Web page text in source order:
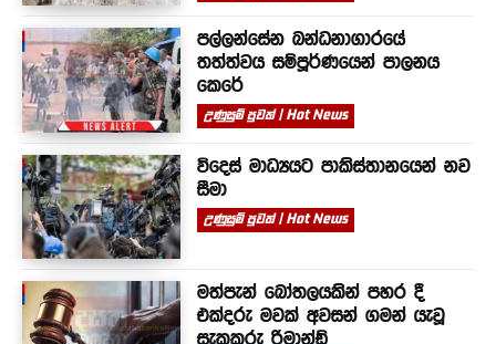
පල්ලන්සේන බන්ධනාගාරයේ
තත්ත්වය සම්පූර්ණයෙන් පාලනය
කෙරේ
උණුසුම් පුවත් | Hot News
විදෙස් මාධ්‍යයට පාකිස්තානයෙන් නව
සීමා
උණුසුම් පුවත් | Hot News
මත්පැන් බෝතලයකින් පහර දී
එක්දරු මවක් අවසන් ගමන් යැවූ
සැකකරු රිමාන්ඩ්